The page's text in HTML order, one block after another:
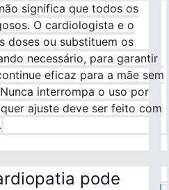
significa que todos os
O cardiologista e o
doses ou substituem os
necessário, para garantir
eficaz para a mãe sem
interrompa o uso por
ajuste deve ser feito com
pode